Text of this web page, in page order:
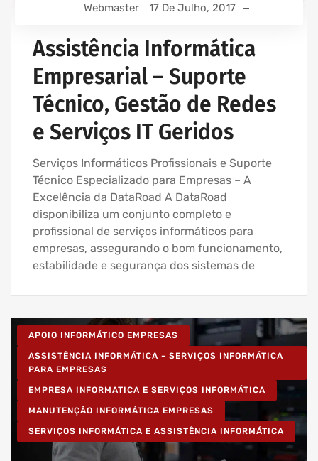
Webmaster 17 De Julho, 2017
Assistência Informática
Empresarial – Suporte
Técnico, Gestão de Redes
e Serviços IT Geridos
Serviços Informáticos Profissionais e Suporte
Técnico Especializado para Empresas – A
Excelência da DataRoad A DataRoad
disponibiliza um conjunto completo e
profissional de serviços informáticos para
empresas, assegurando o bom funcionamento,
estabilidade e segurança dos sistemas de
APOIO INFORMÁTICO EMPRESAS
ASSISTÊNCIA INFORMÁTICA - SERVIÇOS INFORMÁTICA
PARA EMPRESAS
EMPRESA INFORMATICA E SERVIÇOS INFORMÁTICA
MANUTENÇÃO INFORMÁTICA EMPRESAS
SERVIÇOS INFORMÁTICA E ASSISTÊNCIA INFORMÁTICA